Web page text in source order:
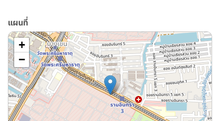
แผนที่
+
−